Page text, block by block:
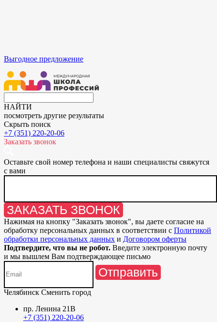
Выгодное предложение
НАЙТИ
посмотреть другие результаты
Скрыть поиск
+7 (351) 220-20-06
Заказать звонок
Оставьте свой номер телефона и наши специалисты свяжутся
с вами
ЗАКАЗАТЬ ЗВОНОК
Нажимая на кнопку "Заказать звонок", вы даете согласие на
обработку персональных данных в соответствии с Политикой
обработки персональных данных и Договором оферты
Подтвердите, что вы не робот. Введите электронную почту
и мы вышлем Вам подтверждающее письмо
Отправить
Челябинск Сменить город
пр. Ленина 21В
+7 (351) 220-20-06